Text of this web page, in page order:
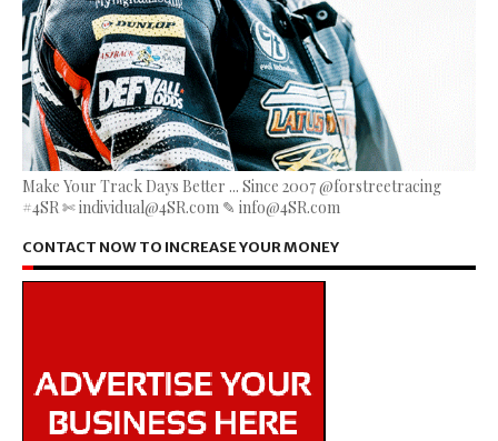
Make Your Track Days Better ... Since 2007 @forstreetracing
#4SR ✄ individual@4SR.com ✎ info@4SR.com
CONTACT NOW TO INCREASE YOUR MONEY